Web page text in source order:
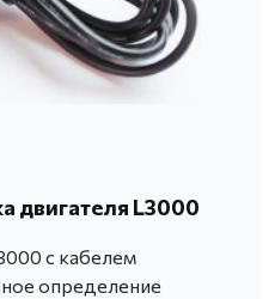
двигателя L3000
с кабелем
определение